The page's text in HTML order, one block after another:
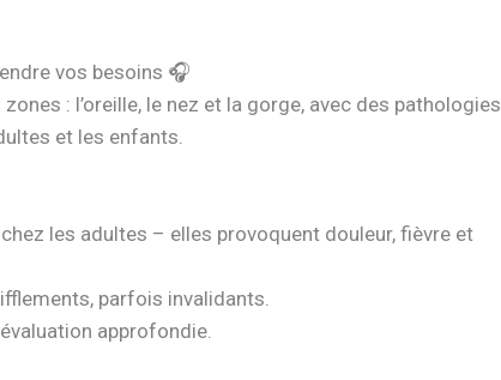
vos besoins 🎧
: l’oreille, le nez et la gorge, avec des pathologies
et les enfants.
les adultes – elles provoquent douleur, fièvre et
parfois invalidants.
approfondie.